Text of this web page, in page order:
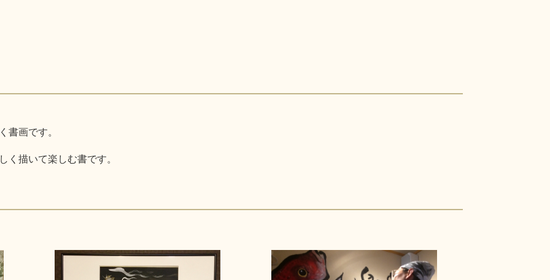
書画です。
く描いて楽しむ書です。